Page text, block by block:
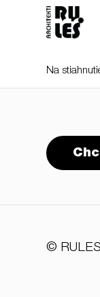
Na
37/B,
©